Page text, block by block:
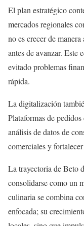
El plan estratégico
mercados regionales
no es crecer de
antes de avanzar.
evitado problemas
rápida.
La digitalización
Plataformas de
análisis de datos de
comerciales y
La trayectoria de Beto
consolidarse como un
culinaria se combina
enfocada; su